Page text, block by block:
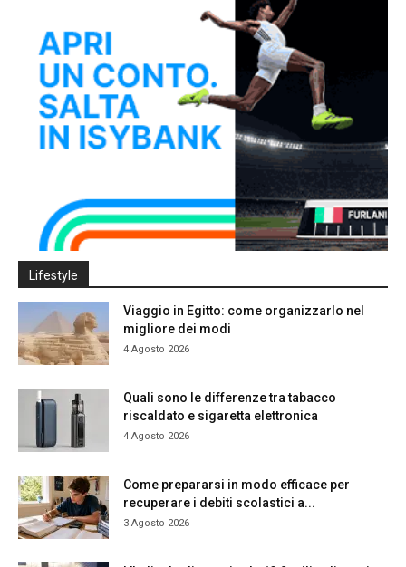
Lifestyle
Viaggio in Egitto: come organizzarlo nel
migliore dei modi
4 Agosto 2026
Quali sono le differenze tra tabacco
riscaldato e sigaretta elettronica
4 Agosto 2026
Come prepararsi in modo efficace per
recuperare i debiti scolastici a...
3 Agosto 2026